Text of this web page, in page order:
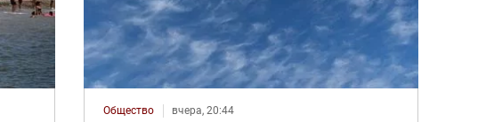
Общество вчера, 20:44